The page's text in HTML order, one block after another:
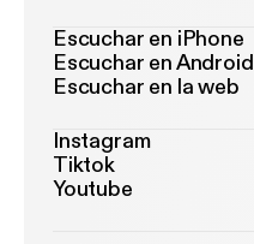
Escuchar en iPhone
Escuchar en Android
Escuchar en la web
Instagram
Tiktok
Youtube